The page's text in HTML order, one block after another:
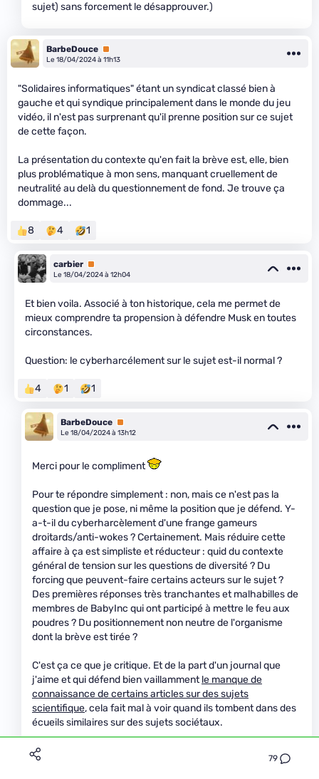
79
sujet) sans forcement le désapprouver.)
BarbeDouce Premium
Le 18/04/2024 à 11h13
"Solidaires informatiques" étant un syndicat classé bien à
gauche et qui syndique principalement dans le monde du jeu
vidéo, il n'est pas surprenant qu'il prenne position sur ce sujet
de cette façon.
La présentation du contexte qu'en fait la brève est, elle, bien
plus problématique à mon sens, manquant cruellement de
neutralité au delà du questionnement de fond. Je trouve ça
dommage...
8 4 1
carbier Premium
Le 18/04/2024 à 12h04
Et bien voila. Associé à ton historique, cela me permet de
mieux comprendre ta propension à défendre Musk en toutes
circonstances.
Question: le cyberharcélement sur le sujet est-il normal ?
4 1 1
BarbeDouce Premium
Le 18/04/2024 à 13h12
Merci pour le compliment
Pour te répondre simplement : non, mais ce n'est pas la
question que je pose, ni même la position que je défend. Y-
a-t-il du cyberharcèlement d'une frange gameurs
droitards/anti-wokes ? Certainement. Mais réduire cette
affaire à ça est simpliste et réducteur : quid du contexte
général de tension sur les questions de diversité ? Du
forcing que peuvent-faire certains acteurs sur le sujet ?
Des premières réponses très tranchantes et malhabilles de
membres de BabyInc qui ont participé à mettre le feu aux
poudres ? Du positionnement non neutre de l'organisme
dont la brève est tirée ?
C'est ça ce que je critique. Et de la part d'un journal que
j'aime et qui défend bien vaillammentle manque de
connaissance de certains articles sur des sujets
scientifique, cela fait mal à voir quand ils tombent dans des
écueils similaires sur des sujets sociétaux.